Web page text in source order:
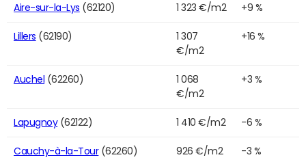
Aire-sur-la-Lys (62120) 1 323 €/m2 +9 %
Lillers (62190)
1 307
€/m2
+16 %
Auchel (62260)
1 068
€/m2
+3 %
Lapugnoy(62122) 1 410 €/m2 -6 %
Cauchy-à-la-Tour(62260) 926 €/m2 -3 %